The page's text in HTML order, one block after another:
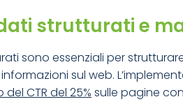
strutturati e
sono essenziali per
sul web.
CTR del 25% sulle pagine